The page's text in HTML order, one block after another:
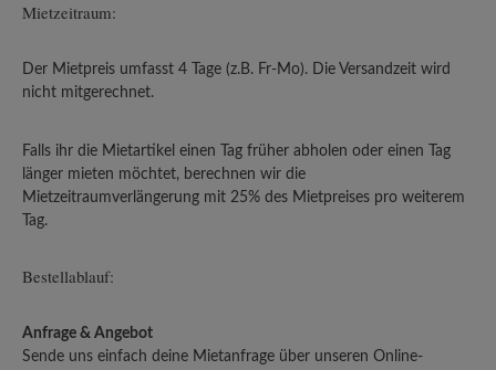
Mietzeitraum:
Der Mietpreis umfasst 4 Tage (z.B. Fr-Mo). Die Versandzeit wird
nicht mitgerechnet.
Falls ihr die Mietartikel einen Tag früher abholen oder einen Tag
länger mieten möchtet, berechnen wir die
Mietzeitraumverlängerung mit 25% des Mietpreises pro weiterem
Tag.
Bestellablauf:
Anfrage & Angebot
Sende uns einfach deine Mietanfrage über unseren Online-